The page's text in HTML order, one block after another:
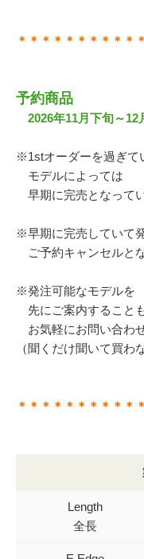
＊＊＊＊＊＊＊＊＊＊
予約商品
2026年11月下旬～12
※1stオーダーを過ぎて
モデルによっては
早期に完売となって
※早期に完売していて
ご予約キャンセルとな
※発注可能なモデルを
先にご案内すること
お気軽にお問い合わ
（聞くだけ聞いて買わ
＊＊＊＊＊＊＊＊＊＊
Length
全長